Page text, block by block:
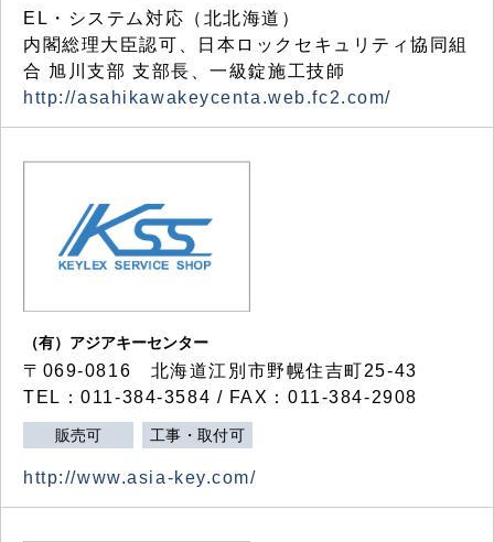
EL・システム対応（北北海道）
内閣総理大臣認可、日本ロックセキュリティ協同組
合 旭川支部 支部長、一級錠施工技師
http://asahikawakeycenta.web.fc2.com/
（有）アジアキーセンター
〒069-0816 北海道江別市野幌住吉町25-43
TEL：011-384-3584 / FAX：011-384-2908
販売可 工事・取付可
http://www.asia-key.com/